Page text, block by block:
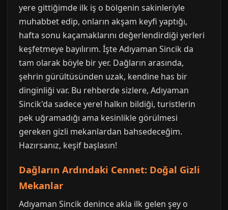
yere gittiğimde ilk iş o bölgenin sakinleriyle
muhabbet edip, onların akşam keyfi yaptığı,
hafta sonu kaçamaklarını değerlendirdiği yerleri
keşfetmeye bayılırım. İşte Adıyaman Sincik da
tam olarak böyle bir yer. Dağların arasında,
şehrin gürültüsünden uzak, kendine has bir
dinginliği var. Bu rehberde sizlere, Adıyaman
Sincik'da sadece yerel halkın bildiği, turistlerin
pek uğramadığı ama kesinlikle görülmesi
gereken gizli mekanlardan bahsedeceğim.
Hazırsanız, keşif başlasın!
Dağların Ardındaki Cennet: Doğal Gizli
Mekanlar
Adıyaman Sincik denince akla ilk gelen şey o